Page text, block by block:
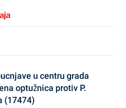
u centru grada
optužnica protiv P.
(17474)